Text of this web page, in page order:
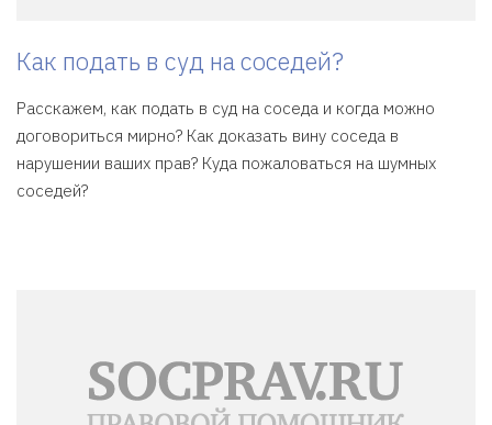
Как подать в суд на соседей?
Расскажем, как подать в суд на соседа и когда можно
договориться мирно? Как доказать вину соседа в
нарушении ваших прав? Куда пожаловаться на шумных
соседей?